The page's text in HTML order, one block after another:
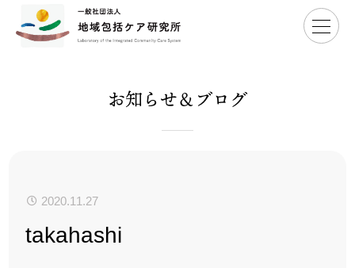
Home > takahashi
お知らせ＆ブログ
2020.11.27
takahashi